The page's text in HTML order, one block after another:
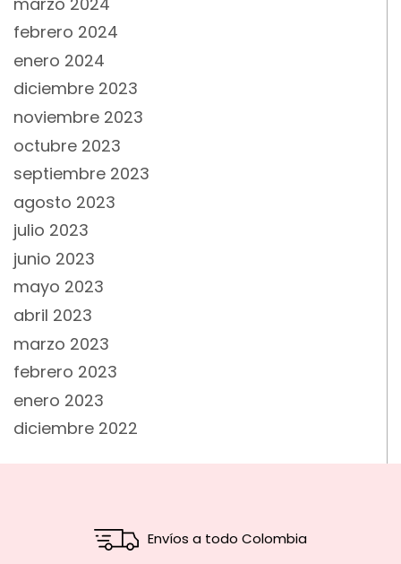
febrero 2024
enero 2024
diciembre 2023
noviembre 2023
octubre 2023
septiembre 2023
agosto 2023
julio 2023
junio 2023
mayo 2023
abril 2023
marzo 2023
febrero 2023
enero 2023
diciembre 2022
Envíos a todo Colombia